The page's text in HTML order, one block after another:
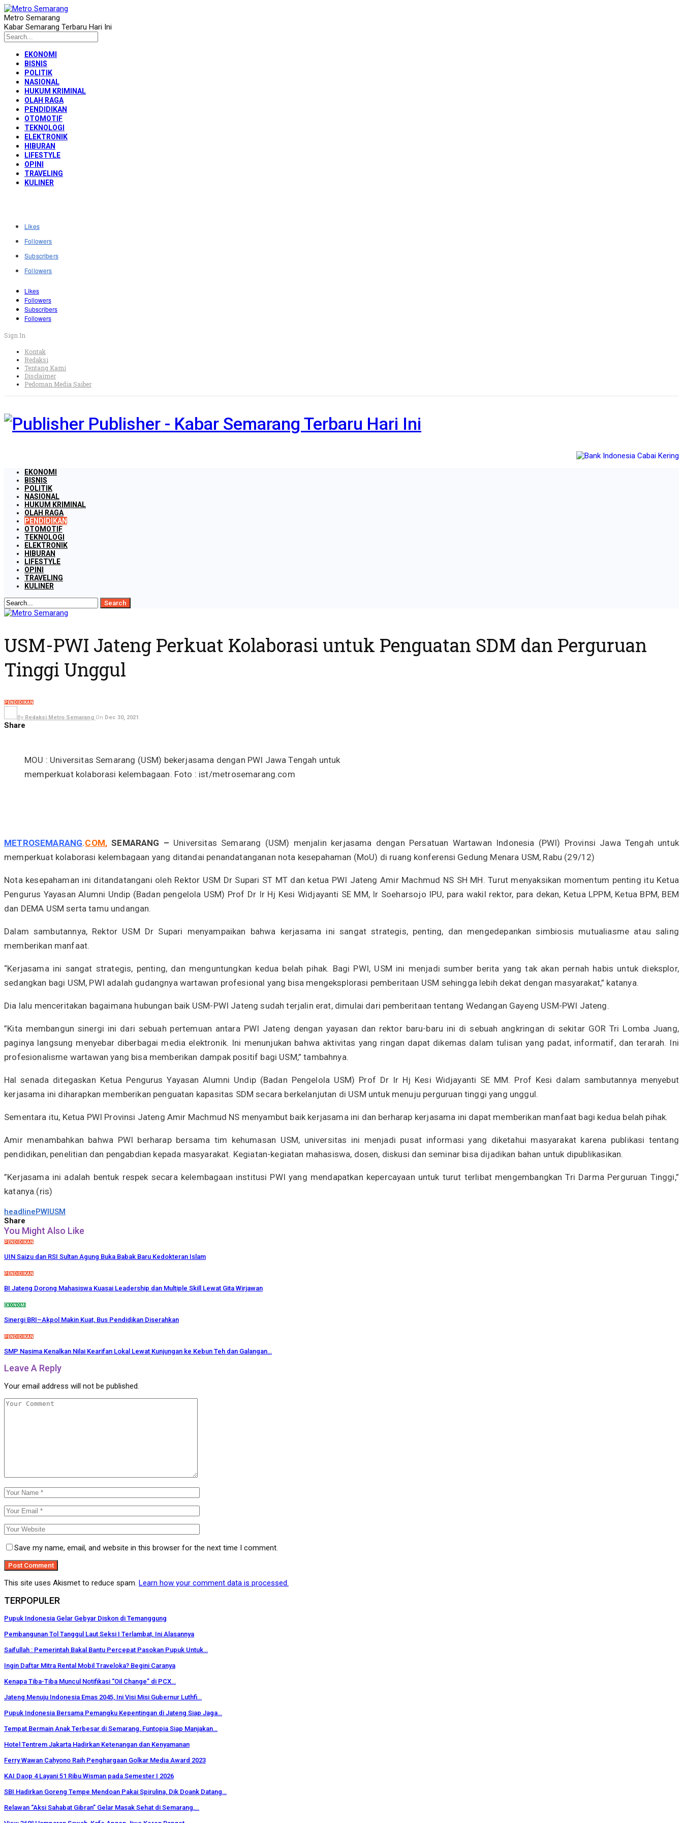
Metro Semarang
Kabar Semarang Terbaru Hari Ini
EKONOMI
BISNIS
POLITIK
NASIONAL
HUKUM KRIMINAL
OLAH RAGA
PENDIDIKAN
OTOMOTIF
TEKNOLOGI
ELEKTRONIK
HIBURAN
LIFESTYLE
OPINI
TRAVELING
KULINER
Likes
Followers
Subscribers
Followers
Likes
Followers
Subscribers
Followers
Sign In
Kontak
Redaksi
Tentang Kami
Disclaimer
Pedoman Media Saiber
Publisher - Kabar Semarang Terbaru Hari Ini
EKONOMI
BISNIS
POLITIK
NASIONAL
HUKUM KRIMINAL
OLAH RAGA
PENDIDIKAN
OTOMOTIF
TEKNOLOGI
ELEKTRONIK
HIBURAN
LIFESTYLE
OPINI
TRAVELING
KULINER
USM-PWI Jateng Perkuat Kolaborasi untuk Penguatan SDM dan Perguruan
Tinggi Unggul
PENDIDIKAN
By Redaksi Metro Semarang On Dec 30, 2021
Share
MOU : Universitas Semarang (USM) bekerjasama dengan PWI Jawa Tengah untuk
memperkuat kolaborasi kelembagaan. Foto : ist/metrosemarang.com
METROSEMARANG.COM,SEMARANG – Universitas Semarang (USM) menjalin kerjasama dengan Persatuan Wartawan Indonesia (PWI) Provinsi Jawa Tengah untuk
memperkuat kolaborasi kelembagaan yang ditandai penandatanganan nota kesepahaman (MoU) di ruang konferensi Gedung Menara USM, Rabu (29/12)
Nota kesepahaman ini ditandatangani oleh Rektor USM Dr Supari ST MT dan ketua PWI Jateng Amir Machmud NS SH MH. Turut menyaksikan momentum penting itu Ketua
Pengurus Yayasan Alumni Undip (Badan pengelola USM) Prof Dr Ir Hj Kesi Widjayanti SE MM, Ir Soeharsojo IPU, para wakil rektor, para dekan, Ketua LPPM, Ketua BPM, BEM
dan DEMA USM serta tamu undangan.
Dalam sambutannya, Rektor USM Dr Supari menyampaikan bahwa kerjasama ini sangat strategis, penting, dan mengedepankan simbiosis mutualiasme atau saling
memberikan manfaat.
“Kerjasama ini sangat strategis, penting, dan menguntungkan kedua belah pihak. Bagi PWI, USM ini menjadi sumber berita yang tak akan pernah habis untuk dieksplor,
sedangkan bagi USM, PWI adalah gudangnya wartawan profesional yang bisa mengeksplorasi pemberitaan USM sehingga lebih dekat dengan masyarakat,” katanya.
Dia lalu menceritakan bagaimana hubungan baik USM-PWI Jateng sudah terjalin erat, dimulai dari pemberitaan tentang Wedangan Gayeng USM-PWI Jateng.
”Kita membangun sinergi ini dari sebuah pertemuan antara PWI Jateng dengan yayasan dan rektor baru-baru ini di sebuah angkringan di sekitar GOR Tri Lomba Juang,
paginya langsung menyebar diberbagai media elektronik. Ini menunjukan bahwa aktivitas yang ringan dapat dikemas dalam tulisan yang padat, informatif, dan terarah. Ini
profesionalisme wartawan yang bisa memberikan dampak positif bagi USM,” tambahnya.
Hal senada ditegaskan Ketua Pengurus Yayasan Alumni Undip (Badan Pengelola USM) Prof Dr Ir Hj Kesi Widjayanti SE MM. Prof Kesi dalam sambutannya menyebut
kerjasama ini diharapkan memberikan penguatan kapasitas SDM secara berkelanjutan di USM untuk menuju perguruan tinggi yang unggul.
Sementara itu, Ketua PWI Provinsi Jateng Amir Machmud NS menyambut baik kerjasama ini dan berharap kerjasama ini dapat memberikan manfaat bagi kedua belah pihak.
Amir menambahkan bahwa PWI berharap bersama tim kehumasan USM, universitas ini menjadi pusat informasi yang diketahui masyarakat karena publikasi tentang
pendidikan, penelitian dan pengabdian kepada masyarakat. Kegiatan-kegiatan mahasiswa, dosen, diskusi dan seminar bisa dijadikan bahan untuk dipublikasikan.
”Kerjasama ini adalah bentuk respek secara kelembagaan institusi PWI yang mendapatkan kepercayaan untuk turut terlibat mengembangkan Tri Darma Perguruan Tinggi,”
katanya.(ris)
headlinePWIUSM
Share
You Might Also Like
PENDIDIKAN
UIN Saizu dan RSI Sultan Agung Buka Babak Baru Kedokteran Islam
PENDIDIKAN
BI Jateng Dorong Mahasiswa Kuasai Leadership dan Multiple Skill Lewat Gita Wirjawan
EKONOMI
Sinergi BRI–Akpol Makin Kuat, Bus Pendidikan Diserahkan
PENDIDIKAN
SMP Nasima Kenalkan Nilai Kearifan Lokal Lewat Kunjungan ke Kebun Teh dan Galangan…
Leave A Reply
Your email address will not be published.
Save my name, email, and website in this browser for the next time I comment.
This site uses Akismet to reduce spam. Learn how your comment data is processed.
TERPOPULER
Pupuk Indonesia Gelar Gebyar Diskon di Temanggung
Pembangunan Tol Tanggul Laut Seksi I Terlambat, Ini Alasannya
Saifullah : Pemerintah Bakal Bantu Percepat Pasokan Pupuk Untuk…
Ingin Daftar Mitra Rental Mobil Traveloka? Begini Caranya
Kenapa Tiba-Tiba Muncul Notifikasi “Oil Change” di PCX…
Jateng Menuju Indonesia Emas 2045, Ini Visi Misi Gubernur Luthfi…
Pupuk Indonesia Bersama Pemangku Kepentingan di Jateng Siap Jaga…
Tempat Bermain Anak Terbesar di Semarang, Funtopia Siap Manjakan…
Hotel Tentrem Jakarta Hadirkan Ketenangan dan Kenyamanan
Ferry Wawan Cahyono Raih Penghargaan Golkar Media Award 2023
KAI Daop 4 Layani 51 Ribu Wisman pada Semester I 2026
SBI Hadirkan Goreng Tempe Mendoan Pakai Spirulina, Dik Doank Datang…
Relawan “Aksi Sahabat Gibran” Gelar Masak Sehat di Semarang,…